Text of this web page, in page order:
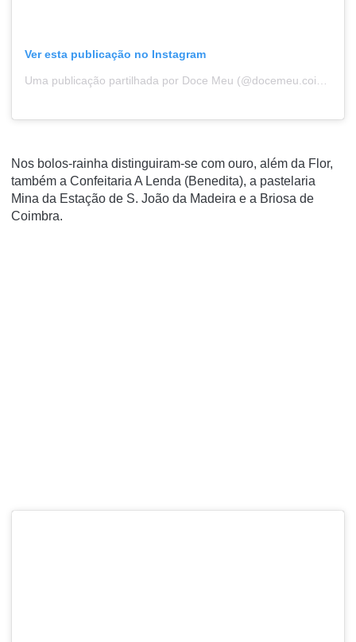
Ver esta publicação no Instagram
Nos bolos-rainha distinguiram-se com ouro, além da Flor,
também a Confeitaria A Lenda (Benedita), a pastelaria
Mina da Estação de S. João da Madeira e a Briosa de
Coimbra.